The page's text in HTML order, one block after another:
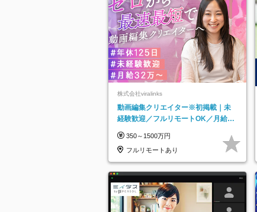
株式会社viralinks
動画編集クリエイター※初掲載｜未
経験歓迎／フルリモートOK／月給32
350～1500万円
フルリモートあり